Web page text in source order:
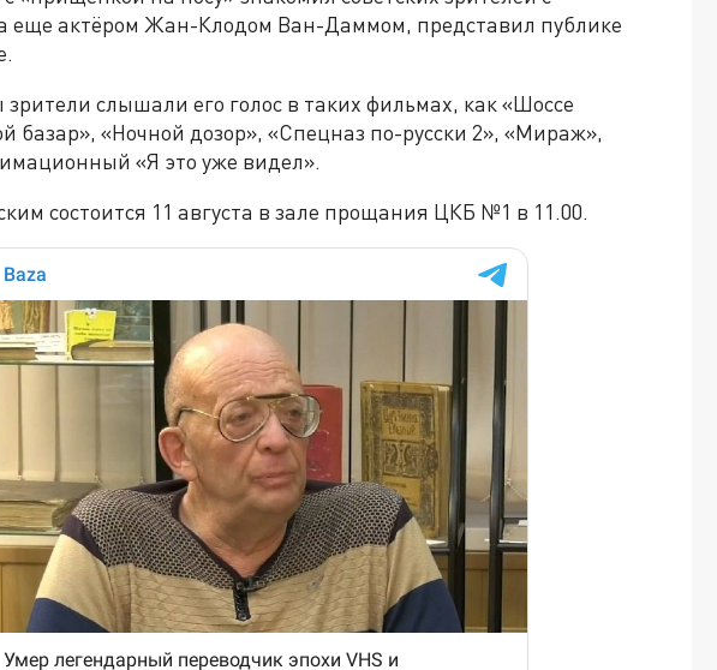
еще актёром Жан-Клодом Ван-Даммом, представил публике
слышали его голос в таких фильмах, как «Шоссе
базар», «Ночной дозор», «Спецназ по-русски 2», «Мираж»,
«Я это уже видел».
состоится 11 августа в зале прощания ЦКБ №1 в 11.00.